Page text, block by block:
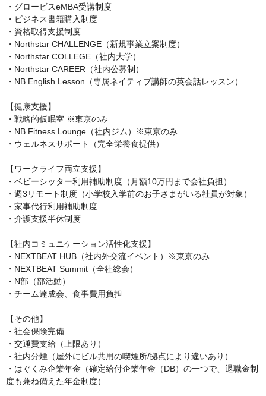
・グロービスeMBA受講制度
・ビジネス書籍購入制度
・資格取得支援制度
・Northstar CHALLENGE（新規事業立案制度）
・Northstar COLLEGE（社内大学）
・Northstar CAREER（社内公募制）
・NB English Lesson（専属ネイティブ講師の英会話レッスン）
【健康支援】
・戦略的仮眠室 ※東京のみ
・NB Fitness Lounge（社内ジム）※東京のみ
・ウェルネスサポート（完全栄養食提供）
【ワークライフ両立支援】
・ベビーシッター利用補助制度（月額10万円まで会社負担）
・週3リモート制度（小学校入学前のお子さまがいる社員が対象）
・家事代行利用補助制度
・介護支援半休制度
【社内コミュニケーション活性化支援】
・NEXTBEAT HUB（社内外交流イベント）※東京のみ
・NEXTBEAT Summit（全社総会）
・N部（部活動）
・チーム達成会、食事費用負担
【その他】
・社会保険完備
・交通費支給（上限あり）
・社内分煙（屋外にビル共用の喫煙所/拠点により違いあり）
・はぐくみ企業年金（確定給付企業年金（DB）の一つで、退職金制
度も兼ね備えた年金制度）